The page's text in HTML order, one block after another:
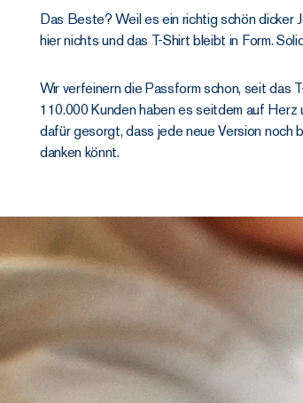
Das Beste? Weil es ein richtig schön dicker
hier nichts und das T-Shirt bleibt in Form.
Wir verfeinern die Passform schon, seit das
110.000 Kunden haben es seitdem auf
dafür gesorgt, dass jede neue Version noch
danken könnt.